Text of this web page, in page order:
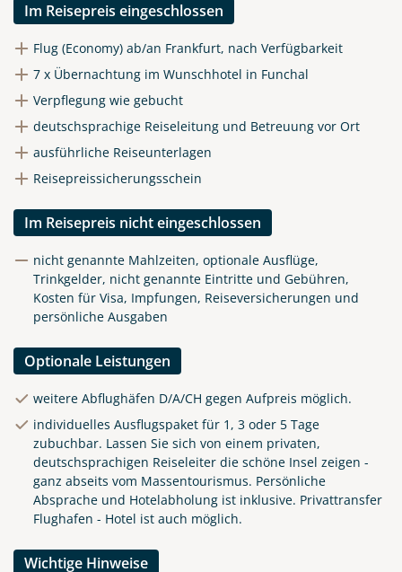
Im Reisepreis eingeschlossen
Flug (Economy) ab/an Frankfurt, nach Verfügbarkeit
7 x Übernachtung im Wunschhotel in Funchal
Verpflegung wie gebucht
deutschsprachige Reiseleitung und Betreuung vor Ort
ausführliche Reiseunterlagen
Reisepreissicherungsschein
Im Reisepreis nicht eingeschlossen
nicht genannte Mahlzeiten, optionale Ausflüge,
Trinkgelder, nicht genannte Eintritte und Gebühren,
Kosten für Visa, Impfungen, Reiseversicherungen und
persönliche Ausgaben
Optionale Leistungen
weitere Abflughäfen D/A/CH gegen Aufpreis möglich.
individuelles Ausflugspaket für 1, 3 oder 5 Tage
zubuchbar. Lassen Sie sich von einem privaten,
deutschsprachigen Reiseleiter die schöne Insel zeigen -
ganz abseits vom Massentourismus. Persönliche
Absprache und Hotelabholung ist inklusive. Privattransfer
Flughafen - Hotel ist auch möglich.
Wichtige Hinweise